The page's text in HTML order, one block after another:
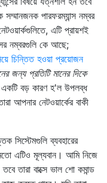
পারফরম্যান্স নম্বর
এটি প্রায়শই
নম্বরগুলি কে আছে;
চিন্তিত হওয়া প্রয়োজন
জন্য প্রতিটি মানের দিকে
একটি বড় কারণ হ'ল উপলব্ধ
আপনার নেটওয়ার্কের বাকী
সিস্টেমগুলি ব্যবহারের
এটিও মূল্যবান। আমি নিজে
তারা বাক্সে ভাল শো কমান্ড